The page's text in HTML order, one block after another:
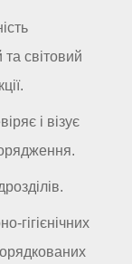
світовий
і візує
гігієнічних